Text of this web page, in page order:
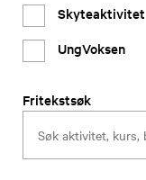
Skyteaktivitet
UngVoksen
Fritekstsøk